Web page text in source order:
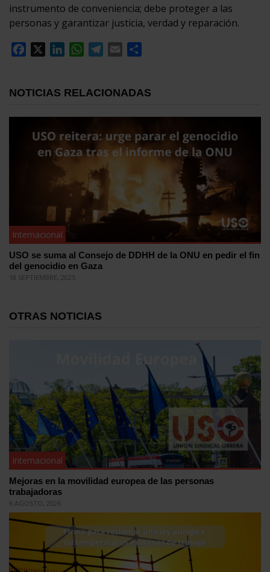
instrumento de conveniencia; debe proteger a las
personas y garantizar justicia, verdad y reparación.
Facebook
LinkedInWhatsApp
Telegram
Email
NOTICIAS RELACIONADAS
Internacional
USO se suma al Consejo de DDHH de la ONU en pedir el fin
del genocidio en Gaza
18 SEPTIEMBRE, 2025
OTRAS NOTICIAS
Internacional
Mejoras en la movilidad europea de las personas
trabajadoras
6 AGOSTO, 2026